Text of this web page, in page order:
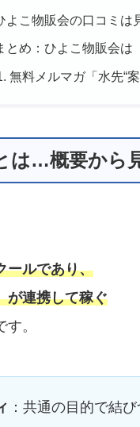
よこ物販会の口コミは
とめ：ひよこ物販会は
無料メルマガ「水先“
は…概要から
ールであり、
が連携して稼ぐ
。
：共通の目的で結